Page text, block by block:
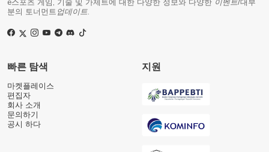
e스포츠 게임, 기술 및 가제트에 대한 다양한 정보와 다양한 이벤트/대부
분의 토너먼트 업데이트.
빠른 탐색
마켓플레이스
편집자
회사 소개
문의하기
공시 하다
지원